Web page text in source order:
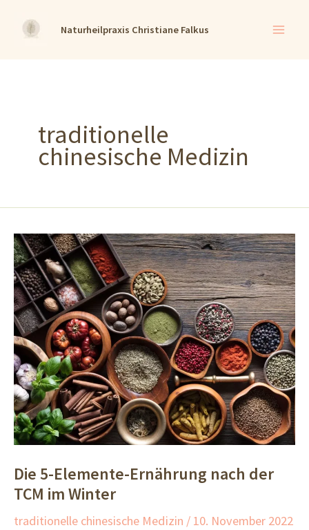
Inhalt
Naturheilpraxis Christiane Falkus
traditionelle
chinesische Medizin
Die 5-Elemente-Ernährung nach der
TCM im Winter
traditionelle chinesische Medizin / 10. November 2022